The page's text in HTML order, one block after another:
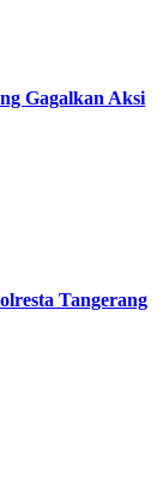
Gagalkan Aksi
Tangerang